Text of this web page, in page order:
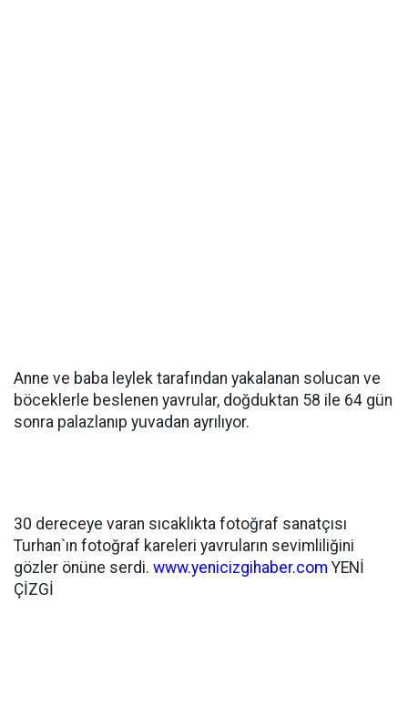
Anne ve baba leylek tarafından yakalanan solucan ve
böceklerle beslenen yavrular, doğduktan 58 ile 64 gün
sonra palazlanıp yuvadan ayrılıyor.
30 dereceye varan sıcaklıkta fotoğraf sanatçısı
Turhan`ın fotoğraf kareleri yavruların sevimliliğini
gözler önüne serdi. www.yenicizgihaber.com YENİ
ÇİZGİ